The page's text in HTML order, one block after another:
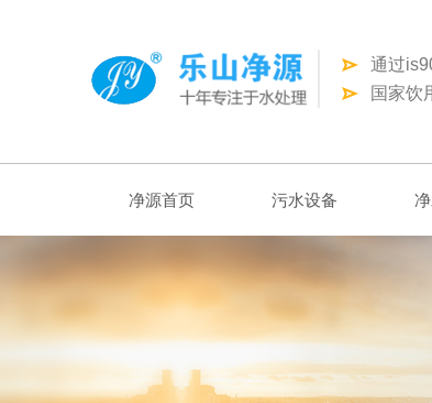
通过
国家饮
净源首页 污水设备